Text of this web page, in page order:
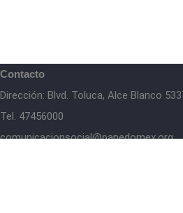
Contacto
Dirección: Blvd. Toluca, Alce Blanco
Tel. 47456000
comunicacionsocial@panedomex.org